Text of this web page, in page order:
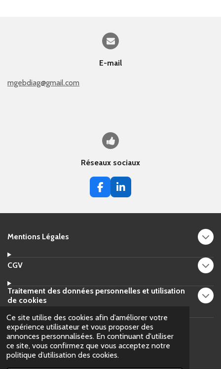
Ce site utilise des cookies afin d’améliorer votre
expérience utilisateur et vous proposer des
annonces personnalisées. En continuant d'utiliser
ce site, vous confirmez que vous acceptez notre
politique d’utilisation des cookies.
E-mail
mgebdiag@gmail.com
Réseaux sociaux
F
a
k
L
i
n
Mentions Légales
CGV
Traitement des données personnelles et utilisation
de cookies
F
a
c
© 2022 - 2023 MGEB-DIAG Diagnostic immobilier à NANCY
RCSNancy B 911 917 748